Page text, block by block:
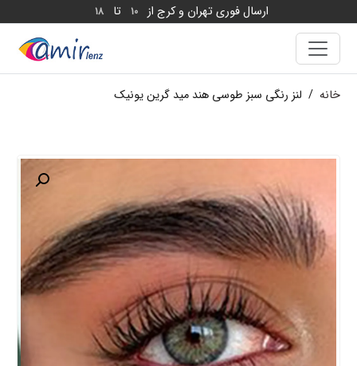
ارسال فوری تهران و کرج از 10 تا 18
خانه / لنز رنگی سبز طوسی هند مید گرین یونیک